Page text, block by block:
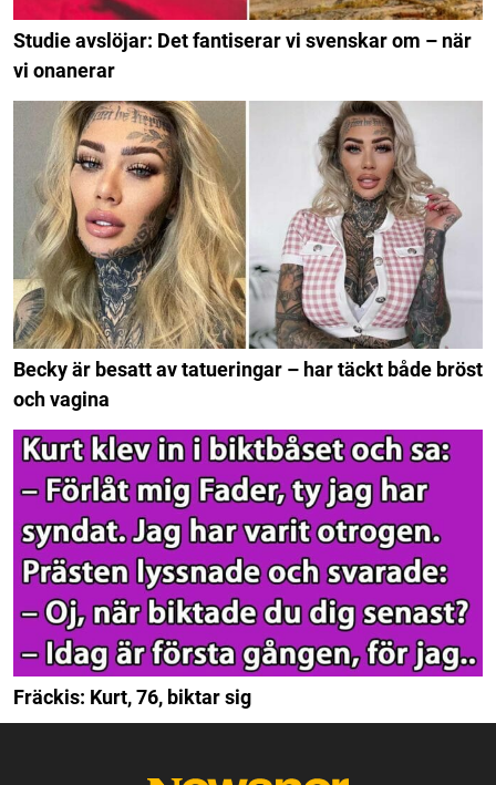
Studie avslöjar: Det fantiserar vi svenskar om – när
vi onanerar
Becky är besatt av tatueringar – har täckt både bröst
och vagina
Fräckis: Kurt, 76, biktar sig